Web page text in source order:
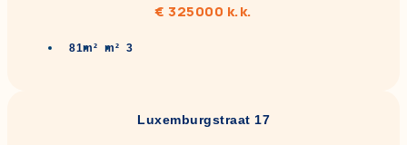
€ 325000 k.k.
81m² m² 3
Luxemburgstraat 17